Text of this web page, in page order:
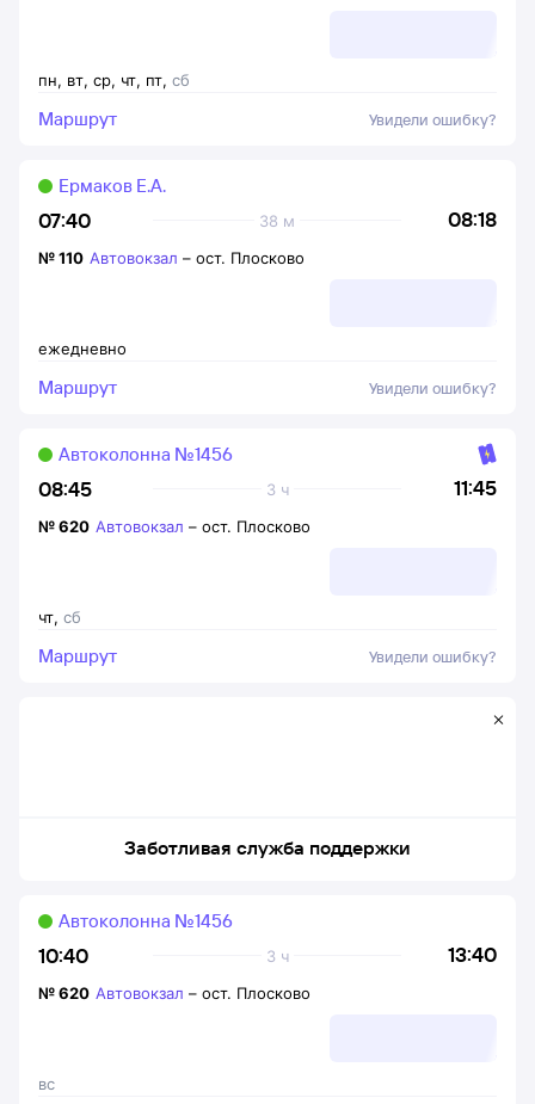
пн, вт, ср, чт, пт, сб
Маршрут Увидели ошибку?
07:40 08:18
38 м
Ермаков Е.А.
ежедневно
№110 Автовокзал – ост. Плосково
Маршрут Увидели ошибку?
08:45 11:45
3 ч
Автоколонна №1456
чт, сб
№620 Автовокзал – ост. Плосково
Маршрут Увидели ошибку?
Заботливая служба поддержки
10:40 13:40
3 ч
Автоколонна №1456
вс
№620 Автовокзал – ост. Плосково